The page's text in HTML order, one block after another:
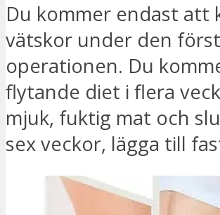
Du kommer endast att
vätskor under den
operationen. Du
flytande diet i flera
mjuk, fuktig mat och
sex veckor, lägga till